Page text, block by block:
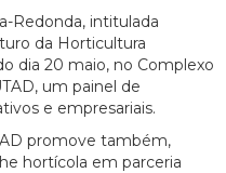
Redonda, intitulada
da Horticultura
dia 20 maio, no Complexo
um painel de
e empresariais.
promove também,
hortícola em parceria